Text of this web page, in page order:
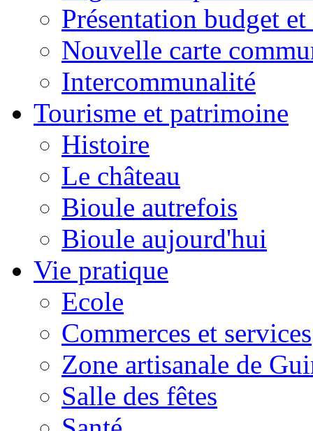
Présentation budget
Nouvelle carte
Intercommunalité
Tourisme et patrimoine
Histoire
Le château
Bioule autrefois
Bioule aujourd'hui
Vie pratique
Ecole
Commerces et services
Zone artisanale de
Salle des fêtes